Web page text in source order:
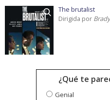
The brutalist
Dirigida por
¿Qué te
Genial